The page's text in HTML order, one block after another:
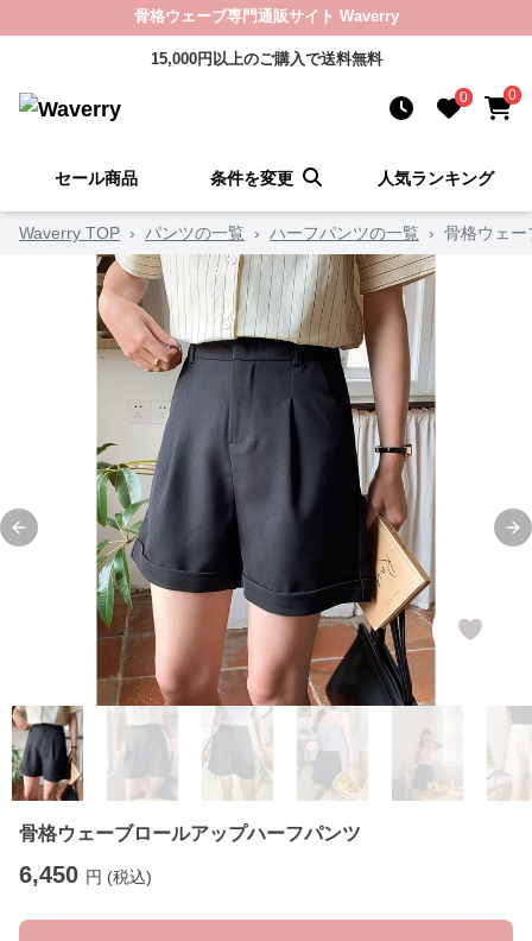
骨格ウェーブ専門通販サイト Waverry
15,000円以上のご購入で送料無料
0 0
セール商品 条件を変更 人気ランキング
Waverry TOP › パンツの一覧 › ハーフパンツの一覧 › 骨格ウェー
Previous slide
骨格ウェーブロールアップハーフパンツ
6,450 円 (税込)